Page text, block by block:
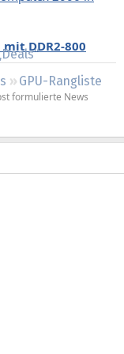
GPU-Rangliste
mit DDR2-800
formulierte News